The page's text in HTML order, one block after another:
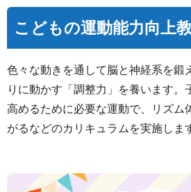
こどもの運動能力向上
色々な動きを通して脳と神経系を鍛
りに動かす「調整力」を養います。
高めるために必要な運動で、リズム
がるなどのカリキュラムを実施しま